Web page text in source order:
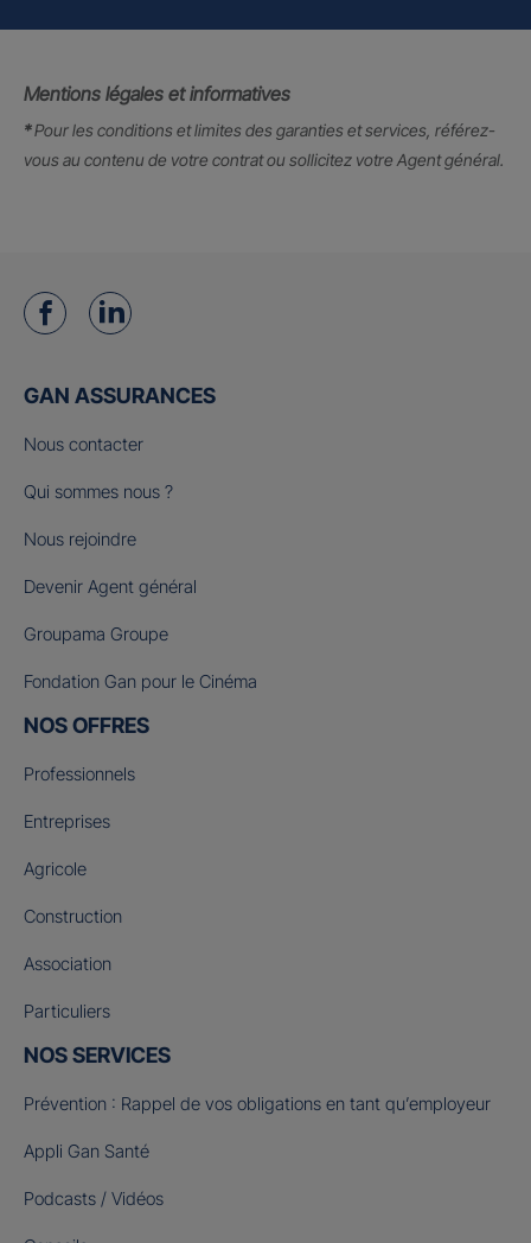
Mentions légales et informatives
*Pour les conditions et limites des garanties et services, référez-
vous au contenu de votre contrat ou sollicitez votre Agent général.
GAN ASSURANCES
Nous contacter
Qui sommes nous ?
Nous rejoindre
Devenir Agent général
Groupama Groupe
Fondation Gan pour le Cinéma
NOS OFFRES
Professionnels
Entreprises
Agricole
Construction
Association
Particuliers
NOS SERVICES
Prévention : Rappel de vos obligations en tant qu’employeur
Appli Gan Santé
Podcasts / Vidéos